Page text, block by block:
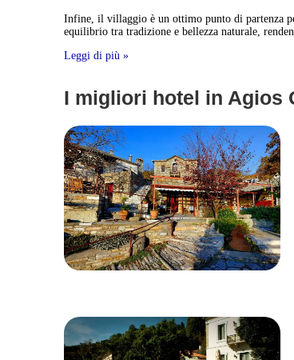
Infine, il villaggio è un ottimo punto di partenza
equilibrio tra tradizione e bellezza naturale,
Leggi di più »
I migliori hotel in Agios